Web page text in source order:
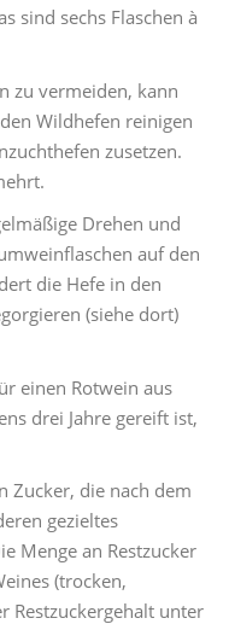
sind sechs Flaschen à
zu vermeiden, kann
Wildhefen reinigen
zusetzen.
Drehen und
auf den
die Hefe in den
(siehe dort)
einen Rotwein aus
drei Jahre gereift ist,
Zucker, die nach dem
gezieltes
Menge an Restzucker
(trocken,
Restzuckergehalt unter